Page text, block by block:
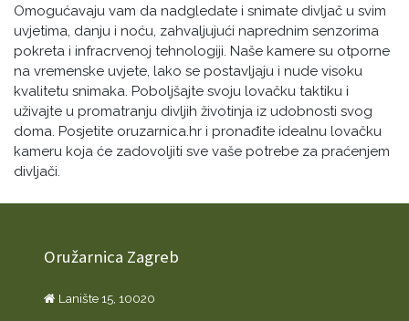
Omogućavaju vam da nadgledate i snimate divljač u svim
uvjetima, danju i noću, zahvaljujući naprednim senzorima
pokreta i infracrvenoj tehnologiji. Naše kamere su otporne
na vremenske uvjete, lako se postavljaju i nude visoku
kvalitetu snimaka. Poboljšajte svoju lovačku taktiku i
uživajte u promatranju divljih životinja iz udobnosti svog
doma. Posjetite oruzarnica.hr i pronađite idealnu lovačku
kameru koja će zadovoljiti sve vaše potrebe za praćenjem
divljači.
Oružarnica Zagreb
Lanište 15, 10020